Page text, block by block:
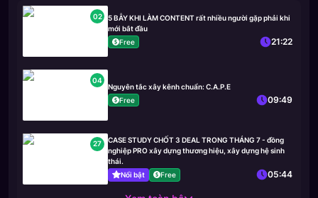
02
5 BẪY KHI LÀM CONTENT rất nhiều người gặp phải khi
mới bắt đầu
Free
21:22
04
Nguyên tắc xây kênh chuẩn: C.A.P.E
Free
09:49
27
CASE STUDY CHỐT 3 DEAL TRONG THÁNG 7 - đồng
nghiệp PRO xây dựng thương hiệu, xây dựng hệ sinh
thái.
Nổi bật
Free 05:44